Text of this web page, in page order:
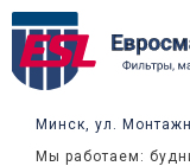
Перейти
содержимому
Минск, ул.
Мы работаем: